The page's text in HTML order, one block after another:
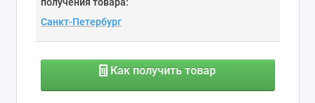
Как получить товар